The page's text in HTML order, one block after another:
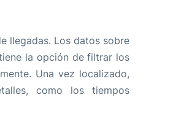
llegadas. Los datos sobre
la opción de filtrar los
Una vez localizado,
como los tiempos